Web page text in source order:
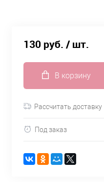
130 руб. / шт.
В корзину
Рассчитать доставку
Под заказ